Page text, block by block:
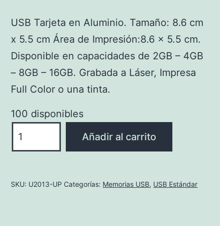
USB Tarjeta en Aluminio. Tamaño: 8.6 cm
x 5.5 cm Área de Impresión:8.6 x 5.5 cm.
Disponible en capacidades de 2GB – 4GB
– 8GB – 16GB. Grabada a Láser, Impresa
Full Color o una tinta.
100 disponibles
UP
en
Añadir al carrito
SKU: U2013-UP Categorías: Memorias USB, USB Estándar